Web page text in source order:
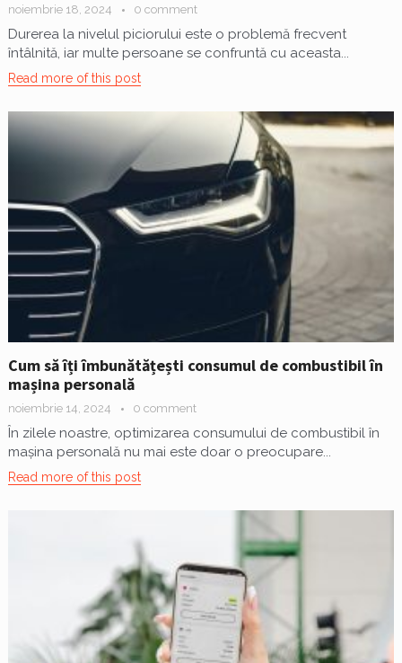
noiembrie 18, 2024 0 comment
Durerea la nivelul piciorului este o problemă frecvent
întâlnită, iar multe persoane se confruntă cu aceasta...
Read more of this post
Cum să îți îmbunătățești consumul de combustibil în
mașina personală
noiembrie 14, 2024 0 comment
În zilele noastre, optimizarea consumului de combustibil în
mașina personală nu mai este doar o preocupare...
Read more of this post